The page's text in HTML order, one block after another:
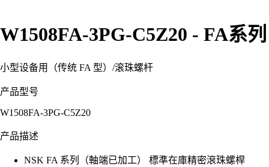
W1508FA-3PG-C5Z20 - FA系列
小型设备用（传统 FA 型） /滚珠螺杆
产品型号
W1508FA-3PG-C5Z20
产品描述
NSK FA 系列（軸端已加工） 標準在庫精密滾珠螺桿